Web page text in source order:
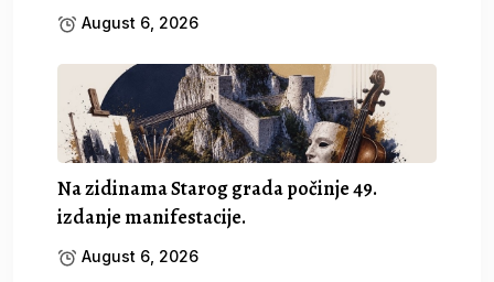
August 6, 2026
Na zidinama Starog grada počinje 49.
izdanje manifestacije.
August 6, 2026